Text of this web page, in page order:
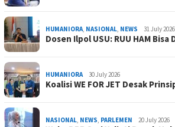
HUMANIORA, NASIONAL, NEWS 31 July 2026
Dosen Ilpol USU: RUU HAM
HUMANIORA 30 July 2026
Koalisi WE FOR JET Desak
NASIONAL, NEWS, PARLEMEN 20 July 2026